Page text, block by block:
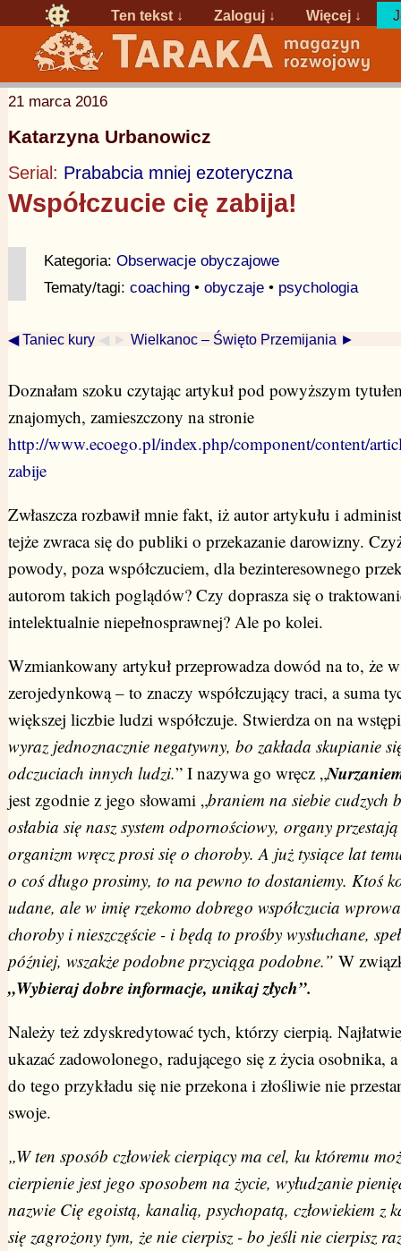
Ten tekst ↓ Zaloguj ↓ Więcej ↓
21 marca 2016
Katarzyna Urbanowicz
Serial: Prababcia mniej ezoteryczna
Współczucie cię zabija!
Kategoria: Obserwacje obyczajowe
Tematy/tagi: coaching• obyczaje• psychologia
◀ Taniec kury ◀ ► Wielkanoc – Święto Przemijania ►
Doznałam szoku czytając artykuł pod powyższym
znajomych, zamieszczony na stronie
http://www.ecoego.pl/index.php/component/content/
zabije
Zwłaszcza rozbawił mnie fakt, iż autor artykułu i
tejże zwraca się do publiki o przekazanie darowizny.
powody, poza współczuciem, dla bezinteresownego
autorom takich poglądów? Czy doprasza się o
intelektualnie niepełnosprawnej? Ale po kolei.
Wzmiankowany artykuł przeprowadza dowód na to, że
zerojedynkową – to znaczy współczujący traci, a suma
większej liczbie ludzi współczuje. Stwierdza on na
wyraz jednoznacznie negatywny, bo zakłada skupianie
odczuciach innych ludzi.” I nazywa go wręcz „
jest zgodnie z jego słowami „braniem na siebie
osłabia się nasz system odpornościowy, organy
organizm wręcz prosi się o choroby. A już tysiące lat
o coś długo prosimy, to na pewno to dostaniemy. Ktoś
udane, ale w imię rzekomo dobrego współczucia
choroby i nieszczęście - i będą to prośby wysłuchane,
później, wszakże podobne przyciąga podobne.” W
„Wybieraj dobre informacje, unikaj złych”.
Należy też zdyskredytować tych, którzy cierpią.
ukazać zadowolonego, radującego się z życia osobnika,
do tego przykładu się nie przekona i złośliwie nie
swoje.
„W ten sposób człowiek cierpiący ma cel, ku któremu
cierpienie jest jego sposobem na życie, wyłudzanie
nazwie Cię egoistą, kanalią, psychopatą, człowiekiem z
się zagrożony tym, że nie cierpisz - bo jeśli nie cierpisz